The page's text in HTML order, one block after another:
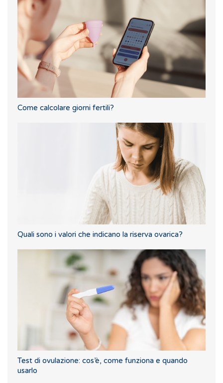
Come calcolare giorni fertili?
Quali sono i valori che indicano la riserva ovarica?
Test di ovulazione: cos’è, come funziona e quando
usarlo